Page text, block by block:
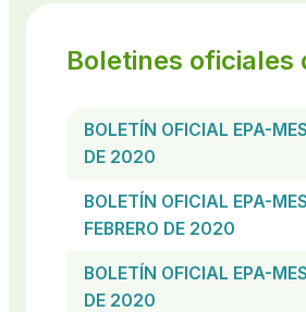
Boletines oficiales
BOLETÍN OFICIAL EPA-
DE 2020
BOLETÍN OFICIAL EPA-
FEBRERO DE 2020
BOLETÍN OFICIAL EPA-
DE 2020